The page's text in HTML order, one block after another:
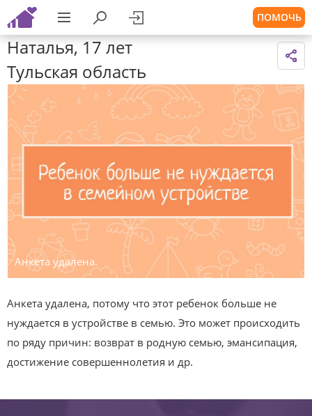
ПОМОЧЬ
Наталья, 17 лет
Тульская область
Анкета удалена.
Анкета удалена, потому что этот ребенок больше не
нуждается в устройстве в семью. Это может происходить
по ряду причин: возврат в родную семью, эмансипация,
достижение совершеннолетия и др.